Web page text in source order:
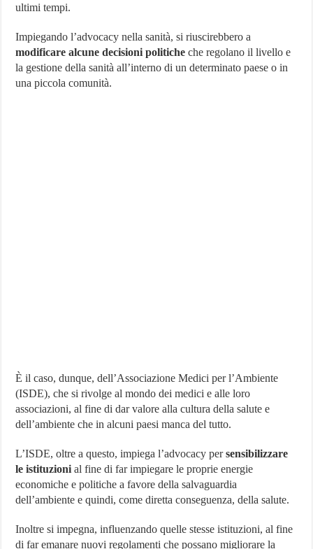
ultimi tempi.
Impiegando l’advocacy nella sanità, si riuscirebbero a
modificare alcune decisioni politiche che regolano il livello e
la gestione della sanità all’interno di un determinato paese o in
una piccola comunità.
È il caso, dunque, dell’Associazione Medici per l’Ambiente
(ISDE), che si rivolge al mondo dei medici e alle loro
associazioni, al fine di dar valore alla cultura della salute e
dell’ambiente che in alcuni paesi manca del tutto.
L’ISDE, oltre a questo, impiega l’advocacy persensibilizzare
le istituzioni al fine di far impiegare le proprie energie
economiche e politiche a favore della salvaguardia
dell’ambiente e quindi, come diretta conseguenza, della salute.
Inoltre si impegna, influenzando quelle stesse istituzioni, al fine
di far emanare nuovi regolamenti che possano migliorare la